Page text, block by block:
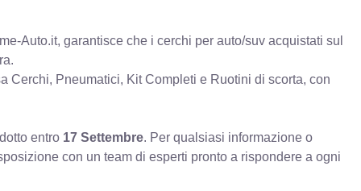
Auto.it, garantisce che i cerchi per auto/suv acquistati sul
Cerchi, Pneumatici, Kit Completi e Ruotini di scorta, con
entro 17 Settembre. Per qualsiasi informazione o
con un team di esperti pronto a rispondere a ogni